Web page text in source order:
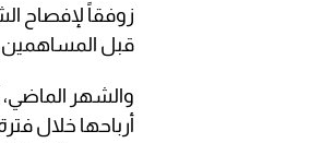
زوفقاً لإفصاح
قبل
والشهر الماضي،